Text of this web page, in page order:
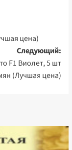
цена)
Следующий:
F1 Виолет, 5 шт
(Лучшая цена)